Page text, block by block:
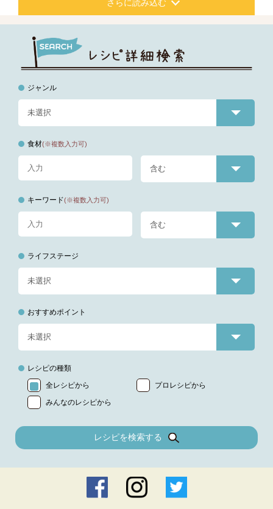
さらに読み込む
ジャンル
食材(※複数入力可)
キーワード(※複数入力可)
ライフステージ
おすすめポイント
レシピの種類
全レシピから
プロレシピから
みんなのレシピから
レシピを検索する